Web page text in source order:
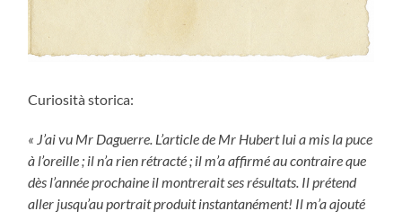
Curiosità storica:
« J’ai vu Mr Daguerre. L’article de Mr Hubert lui a mis la puce
à l’oreille ; il n’a rien rétracté ; il m’a affirmé au contraire que
dès l’année prochaine il montrerait ses résultats. Il prétend
aller jusqu’au portrait produit instantanément! Il m’a ajouté